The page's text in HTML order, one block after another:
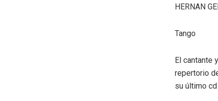
HERNAN
Tango
El cantante
repertorio
su último